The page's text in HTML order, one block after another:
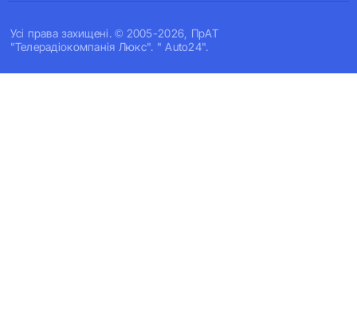
Усi права захищенi. © 2005-2026, ПрАТ
"Телерадіокомпанія Люкс". " Auto24".